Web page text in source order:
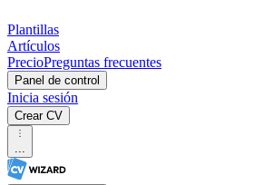
Plantillas
Artículos
PrecioPreguntas frecuentes
Panel de control
Inicia sesión
Crear CV
...